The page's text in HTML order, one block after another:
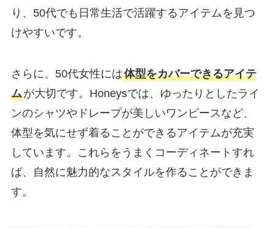
り、50代でも日常生活で活躍するアイテムを見つ
けやすいです。
さらに、50代女性には体型をカバーできるアイテ
ムが大切です。Honeysでは、ゆったりとしたライ
ンのシャツやドレープが美しいワンピースなど、
体型を気にせず着ることができるアイテムが充実
しています。これらをうまくコーディネートすれ
ば、自然に魅力的なスタイルを作ることができま
す。